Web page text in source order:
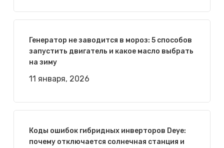
Генератор не заводится в мороз: 5 способов
запустить двигатель и какое масло выбрать
на зиму
11 января, 2026
Коды ошибок гибридных инверторов Deye:
почему отключается солнечная станция и